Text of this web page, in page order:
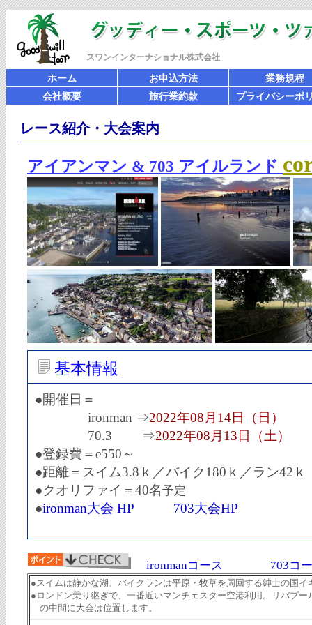
スワンインターナショナル株式会社
ホーム お申込方法
業務規程
会社概要
旅行業約款 プライバシーポ
レース紹介・大会案内
アイアンマン & 703 アイルランド
基本情報
●開催日＝
ironman ⇒2022年08月14日（日）
70.3 ⇒2022年08月13日（土）
●登録費＝e550～
●距離＝スイム3.8ｋ／バイク180ｋ／ラン42ｋ
●クオリファイ＝40名予定
●ironman大会 HP 703大会HP
ironmanコース 703コ
●スイムは静かな湖、バイクランは平原・牧草を周回する紳士の国イ
●ロンドン乗り継ぎで、一番近いマンチェスター空港利用。リバプー
の中間に大会は位置します。